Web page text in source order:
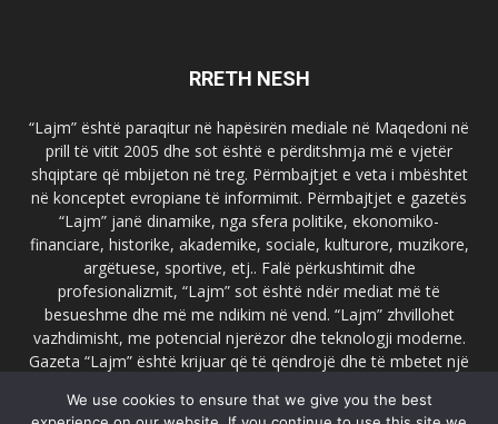
RRETH NESH
“Lajm” është paraqitur në hapësirën mediale në Maqedoni në
prill të vitit 2005 dhe sot është e përditshmja më e vjetër
shqiptare që mbijeton në treg. Përmbajtjet e veta i mbështet
në konceptet evropiane të informimit. Përmbajtjet e gazetës
“Lajm” janë dinamike, nga sfera politike, ekonomiko-
financiare, historike, akademike, sociale, kulturore, muzikore,
argëtuese, sportive, etj.. Falë përkushtimit dhe
profesionalizmit, “Lajm” sot është ndër mediat më të
besueshme dhe më me ndikim në vend. “Lajm” zhvillohet
vazhdimisht, me potencial njerëzor dhe teknologji moderne.
Gazeta “Lajm” është krijuar që të qëndrojë dhe të mbetet një
faqja zyrtare e gazetës “Lajm”, www.lajmpress.org është një
We use cookies to ensure that we give you the best